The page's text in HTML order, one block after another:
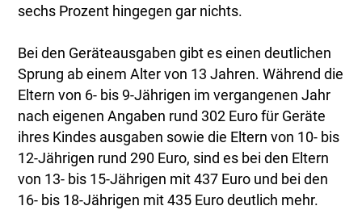
sechs Prozent hingegen gar nichts.
Bei den Geräteausgaben gibt es einen deutlichen
Sprung ab einem Alter von 13 Jahren. Während die
Eltern von 6- bis 9-Jährigen im vergangenen Jahr
nach eigenen Angaben rund 302 Euro für Geräte
ihres Kindes ausgaben sowie die Eltern von 10- bis
12-Jährigen rund 290 Euro, sind es bei den Eltern
von 13- bis 15-Jährigen mit 437 Euro und bei den
16- bis 18-Jährigen mit 435 Euro deutlich mehr.